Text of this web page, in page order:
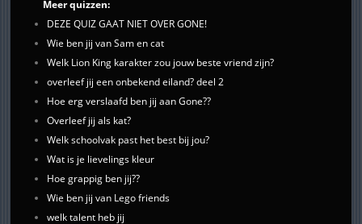
Meer quizzen:
DEZE QUIZ GAAT NIET OVER GONE!
Wie ben jij van Sam en cat
Welk Lion King karakter zou jouw beste vriend zijn?
overleef jij een onbekend eiland? deel 2
Hoe erg verslaafd ben jij aan Gone??
Overleef jij als kat?
Welk schoolvak past het best bij jou?
Wat is je lievelings kleur
Hoe grappig ben jij??
Wie ben jij van Lego friends
welk talent heb jij